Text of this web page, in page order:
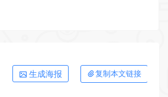
生成海报 复制本文链接